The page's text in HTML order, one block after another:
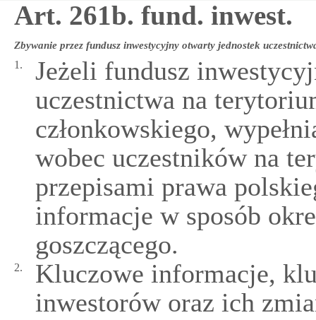
Art. 261b. fund. inwest.
Zbywanie przez fundusz inwestycyjny otwarty jednostek
1.
Jeżeli fundusz
uczestnictwa na
członkowskiego,
wobec uczestników na
przepisami prawa
informacje w sposób
goszczącego.
2.
Kluczowe informacje,
inwestorów oraz ich